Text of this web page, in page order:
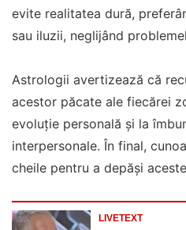
evite realitatea dură,
sau iluzii, neglijând
Astrologii avertizează că
acestor păcate ale fiecărei
evoluție personală și la
interpersonale. În final,
cheile pentru a depăși
LIVETEXT